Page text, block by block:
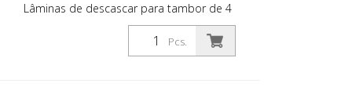
Lâminas de descascar para tambor de 4
eixos - incluindo 4 eixos + discos
intermediários para tambor de 4 eixos
VA 30 S, VA 30 SH Conjunto de lâminas
Pcs.